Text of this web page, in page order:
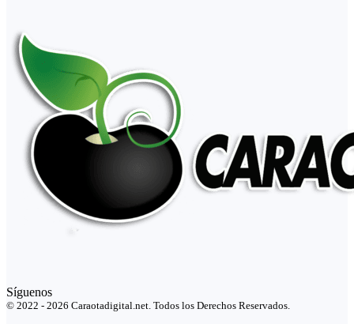
Síguenos
© 2022 - 2026 Caraotadigital.net. Todos los Derechos Reservados.